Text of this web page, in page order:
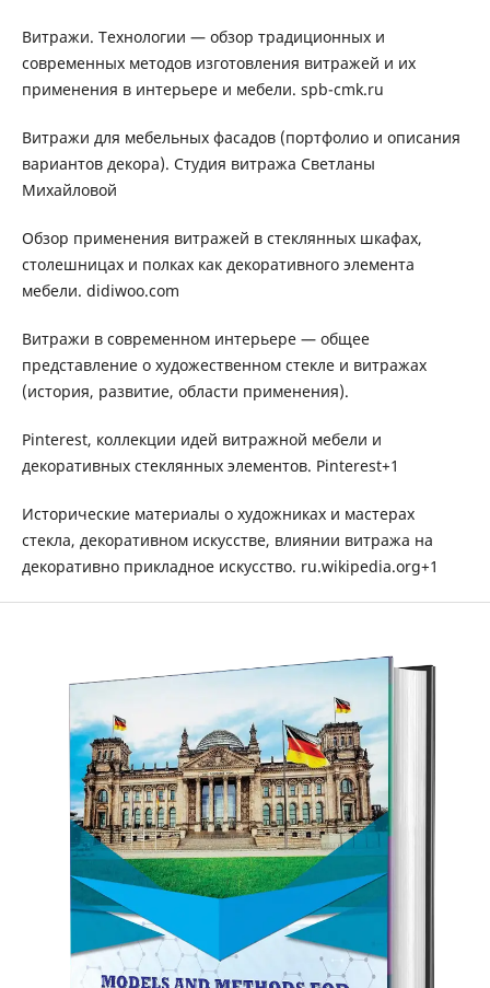
Витражи. Технологии — обзор традиционных и
современных методов изготовления витражей и их
применения в интерьере и мебели. spb-cmk.ru
Витражи для мебельных фасадов (портфолио и описания
вариантов декора). Студия витража Светланы
Михайловой
Обзор применения витражей в стеклянных шкафах,
столешницах и полках как декоративного элемента
мебели. didiwoo.com
Витражи в современном интерьере — общее
представление о художественном стекле и витражах
(история, развитие, области применения).
Pinterest, коллекции идей витражной мебели и
декоративных стеклянных элементов. Pinterest+1
Исторические материалы о художниках и мастерах
стекла, декоративном искусстве, влиянии витража на
декоративно прикладное искусство. ru.wikipedia.org+1